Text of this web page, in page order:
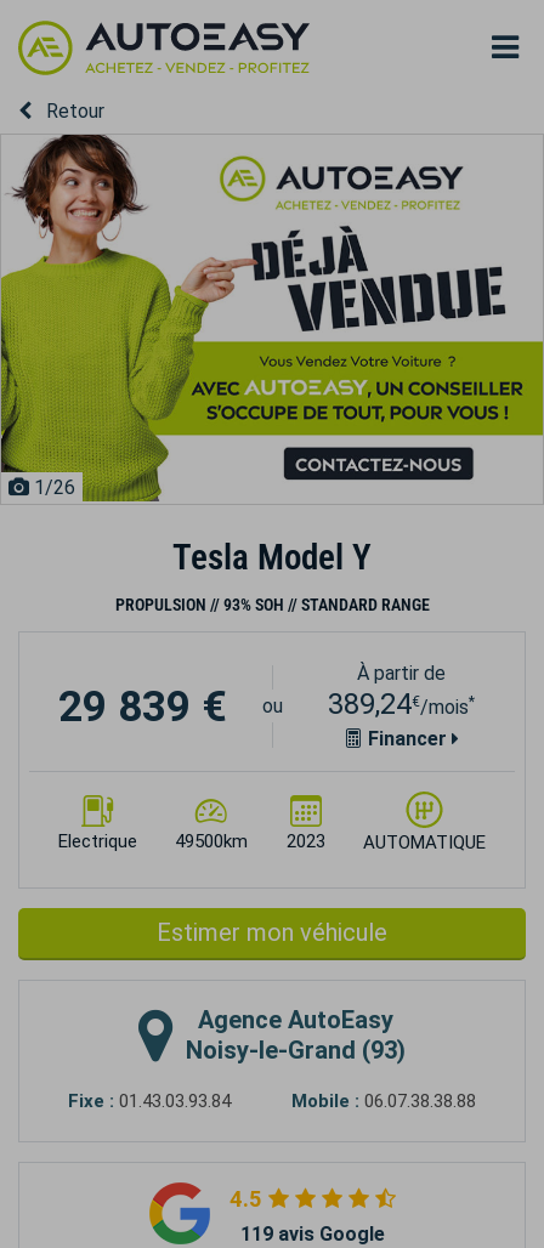
Retour
1/26
Tesla Model Y
PROPULSION // 93% SOH // STANDARD RANGE
Electrique 49500km 2023 AUTOMATIQUE
29 839 € ou
À partir de
389,24€/mois*
Financer
Estimer mon véhicule
Agence AutoEasy
Noisy-le-Grand (93)
Fixe : 01.43.03.93.84 Mobile : 06.07.38.38.88
4.5
119 avis Google